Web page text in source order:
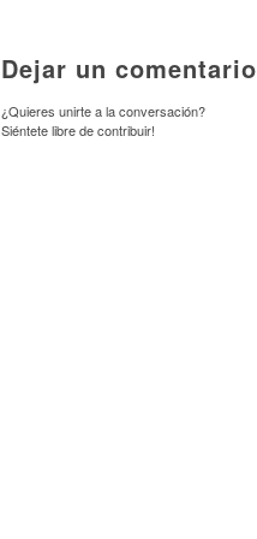
Dejar un comentario
¿Quieres unirte a la conversación?
Siéntete libre de contribuir!